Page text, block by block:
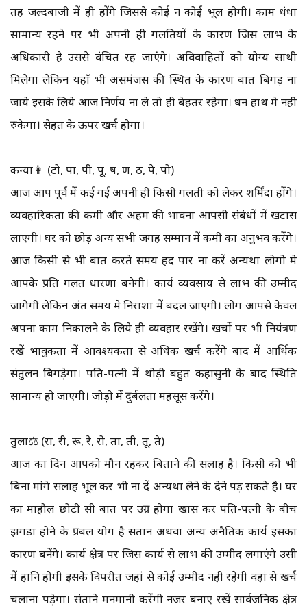
तह जल्दबाजी में ही होंगे जिससे कोई न कोई भूल होगी। काम धंधा
सामान्य रहने पर भी अपनी ही गलतियों के कारण जिस लाभ के
अधिकारी है उससे वंचित रह जाएंगे। अविवाहितों को योग्य साथी
मिलेगा लेकिन यहाँ भी असमंजस की स्थित के कारण बात बिगड़ ना
जाये इसके लिये आज निर्णय ना ले तो ही बेहतर रहेगा। धन हाथ मे नही
रुकेगा। सेहत के ऊपर खर्च होगा।
कन्या👩 (टो, पा, पी, पू, ष, ण, ठ, पे, पो)
आज आप पूर्व में कई गई अपनी ही किसी गलती को लेकर शर्मिंदा होंगे।
व्यवहारिकता की कमी और अहम की भावना आपसी संबंधों में खटास
लाएगी। घर को छोड़ अन्य सभी जगह सम्मान में कमी का अनुभव करेंगे।
आज किसी से भी बात करते समय हद पार ना करें अन्यथा लोगो मे
आपके प्रति गलत धारणा बनेगी। कार्य व्यवसाय से लाभ की उम्मीद
जागेगी लेकिन अंत समय मे निराशा में बदल जाएगी। लोग आपसे केवल
अपना काम निकालने के लिये ही व्यवहार रखेंगे। खर्चो पर भी नियंत्रण
रखें भावुकता में आवश्यकता से अधिक खर्च करेंगे बाद में आर्थिक
संतुलन बिगड़ेगा। पति-पत्नी में थोड़ी बहुत कहासुनी के बाद स्थिति
सामान्य हो जाएगी। जोड़ो में दुर्बलता महसूस करेंगे।
तुला⚖️ (रा, री, रू, रे, रो, ता, ती, तू, ते)
आज का दिन आपको मौन रहकर बिताने की सलाह है। किसी को भी
बिना मांगे सलाह भूल कर भी ना दें अन्यथा लेने के देने पड़ सकते है। घर
का माहौल छोटी सी बात पर उग्र होगा खास कर पति-पत्नी के बीच
झगड़ा होने के प्रबल योग है संतान अथवा अन्य अनैतिक कार्य इसका
कारण बनेंगे। कार्य क्षेत्र पर जिस कार्य से लाभ की उम्मीद लगाएंगे उसी
में हानि होगी इसके विपरीत जहां से कोई उम्मीद नही रहेगी वहां से खर्च
चलाना पड़ेगा। संताने मनमानी करेंगी नजर बनाए रखें सार्वजनिक क्षेत्र